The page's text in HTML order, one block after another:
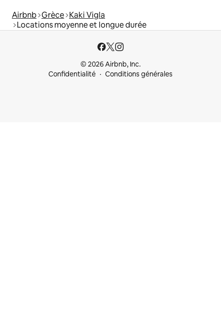
Airbnb Grèce Kaki Vigla
Locations moyenne et longue durée
© 2026 Airbnb, Inc.
Confidentialité
Conditions générales